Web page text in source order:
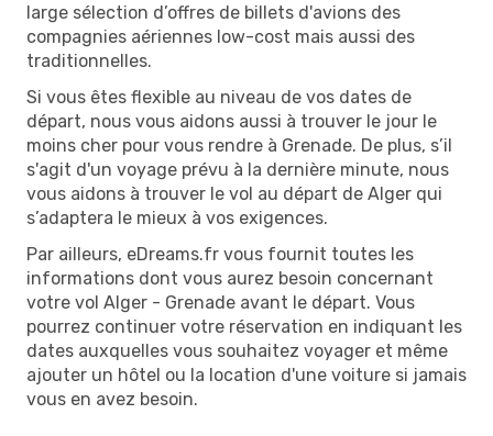
large sélection d’offres de billets d'avions des
compagnies aériennes low-cost mais aussi des
traditionnelles.
Si vous êtes flexible au niveau de vos dates de
départ, nous vous aidons aussi à trouver le jour le
moins cher pour vous rendre à Grenade. De plus, s’il
s'agit d'un voyage prévu à la dernière minute, nous
vous aidons à trouver le vol au départ de Alger qui
s’adaptera le mieux à vos exigences.
Par ailleurs, eDreams.fr vous fournit toutes les
informations dont vous aurez besoin concernant
votre vol Alger - Grenade avant le départ. Vous
pourrez continuer votre réservation en indiquant les
dates auxquelles vous souhaitez voyager et même
ajouter un hôtel ou la location d'une voiture si jamais
vous en avez besoin.